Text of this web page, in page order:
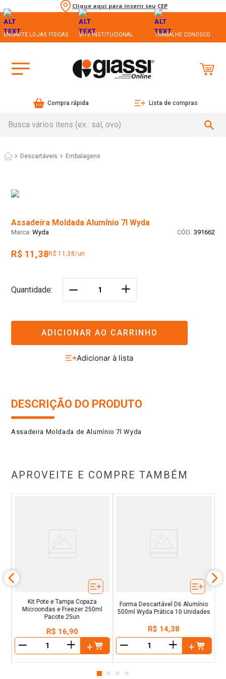
Clique aqui para inserir seu CEP
ENCARTE LOJAS FÍSICAS SITE INSTITUCIONAL TRABALHE CONOSCO
Compra rápida Lista de compras
Descartáveis Embalagens
Assadeira Moldada Alumínio 7l Wyda
Wyda : 391662
R$ 11,38R$ 11,38/un
Quantidade ＋
ADICIONAR AO CARRINHO
DESCRIÇÃO DO PRODUTO
Assadeira Moldada de Alumínio 7l Wyda
APROVEITE E COMPRE TAMBÉM
Kit Pote e Tampa Copaza
Microondas e Freezer 250ml
Pacote 25un
R$ 16,90
＋
Forma Descartável D6 Alumínio
500ml Wyda Prática 10 Unidades
R$ 14,38
＋